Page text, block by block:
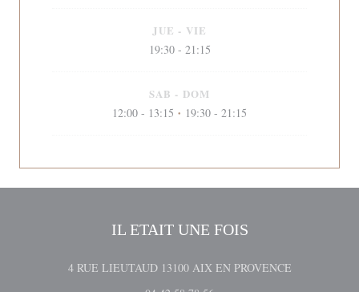
JUE - VIE
19:30 - 21:15
SAB - DOM
12:00 - 13:15 • 19:30 - 21:15
IL ETAIT UNE FOIS
4 RUE LIEUTAUD 13100 AIX EN PROVENCE((abre en una